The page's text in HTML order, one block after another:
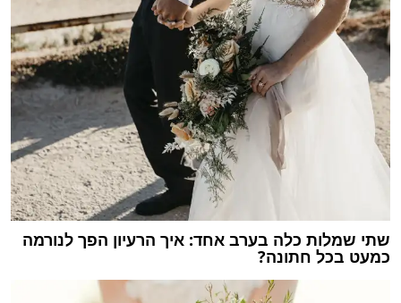
שתי שמלות כלה בערב אחד: איך הרעיון הפך לנורמה
כמעט בכל חתונה?